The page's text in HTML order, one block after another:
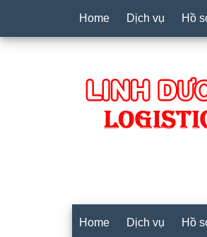
Home Dịch vụ Hồ
Home Dịch vụ Hồ